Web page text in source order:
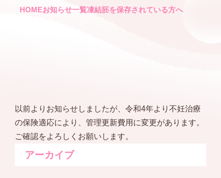
HOMEお知らせ一覧凍結胚を保存されている方へ
以前よりお知らせしましたが、令和4年より不妊治療
の保険適応により、管理更新費用に変更があります。
ご確認をよろしくお願いします。
アーカイブ